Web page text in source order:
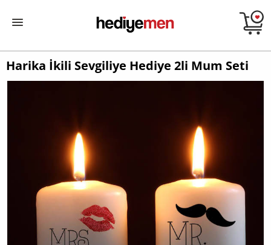
Harika İkili Sevgiliye Hediye 2li Mum Seti